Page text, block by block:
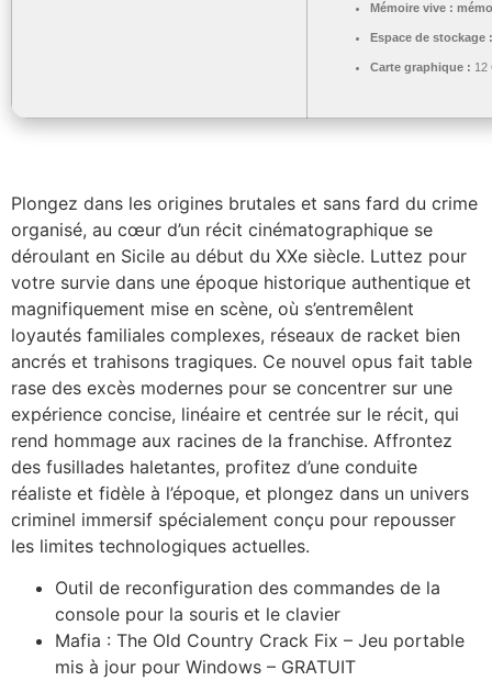
Mémoire vive :
Espace de stockage :
Carte graphique : 12
Plongez dans les origines brutales et sans fard du crime
organisé, au cœur d’un récit cinématographique se
déroulant en Sicile au début du XXe siècle. Luttez pour
votre survie dans une époque historique authentique et
magnifiquement mise en scène, où s’entremêlent
loyautés familiales complexes, réseaux de racket bien
ancrés et trahisons tragiques. Ce nouvel opus fait table
rase des excès modernes pour se concentrer sur une
expérience concise, linéaire et centrée sur le récit, qui
rend hommage aux racines de la franchise. Affrontez
des fusillades haletantes, profitez d’une conduite
réaliste et fidèle à l’époque, et plongez dans un univers
criminel immersif spécialement conçu pour repousser
les limites technologiques actuelles.
Outil de reconfiguration des commandes de la
console pour la souris et le clavier
Mafia : The Old Country Crack Fix – Jeu portable
mis à jour pour Windows – GRATUIT